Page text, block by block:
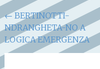
Navigazione
articoli
←BERTINOTTI-
NDRANGHETA-NO A
LOGICA EMERGENZA